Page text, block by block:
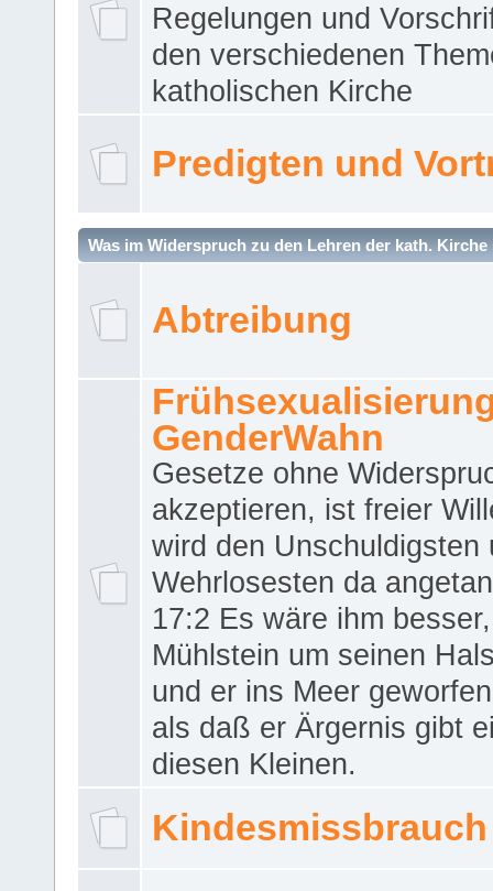
Regelungen und
den verschiedenen
katholischen Kirche
Predigten und
Was im Widerspruch zu den Lehren der kath. Kirche
Abtreibung
GenderWahn
Gesetze ohne
akzeptieren, ist freier
wird den Unschuldigsten
Wehrlosesten da
17:2 Es wäre ihm
Mühlstein um seinen
und er ins Meer
als daß er Ärgernis gibt
diesen Kleinen.
Kindesmissbrauch